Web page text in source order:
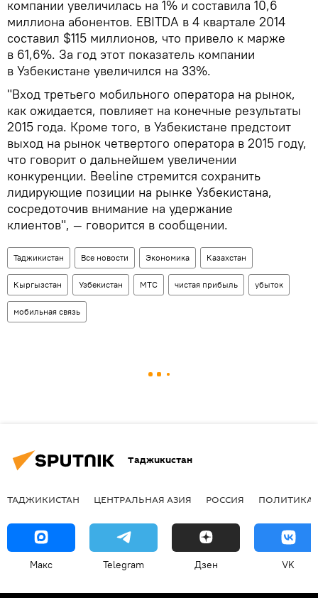
компании увеличилась на 1% и составила 10,6
миллиона абонентов. EBITDA в 4 квартале 2014
составил $115 миллионов, что привело к марже
в 61,6%. За год этот показатель компании
в Узбекистане увеличился на 33%.
"Вход третьего мобильного оператора на рынок,
как ожидается, повлияет на конечные результаты
2015 года. Кроме того, в Узбекистане предстоит
выход на рынок четвертого оператора в 2015 году,
что говорит о дальнейшем увеличении
конкуренции. Beeline стремится сохранить
лидирующие позиции на рынке Узбекистана,
сосредоточив внимание на удержание
клиентов", — говорится в сообщении.
Таджикистан Все новости Экономика Казахстан
Кыргызстан Узбекистан МТС чистая прибыль убыток
мобильная связь
Таджикистан
ТАДЖИКИСТАН ЦЕНТРАЛЬНАЯ АЗИЯ РОССИЯ ПОЛИТИКА
Макс Telegram Дзен VK